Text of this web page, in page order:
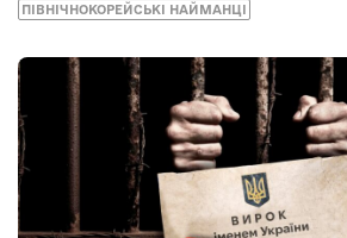
ПІВНІЧНОКОРЕЙСЬКІ НАЙМАНЦІ